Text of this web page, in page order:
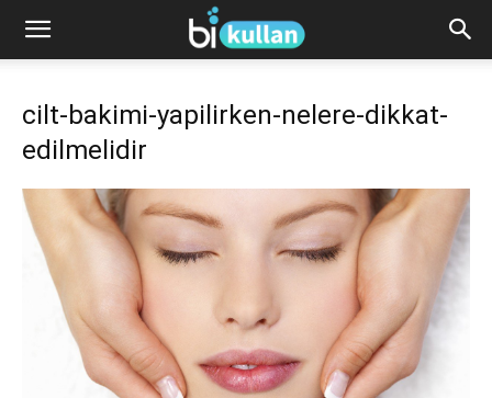
cilt-bakimi-yapilirken-nelere-dikkat-
edilmelidir